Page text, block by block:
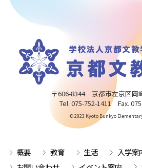
〒606-8344 京都市左京区岡
Tel. 075-752-1411 Fax.
© 2023 Kyoto Bunkyo
概要 教育 生活 入学案